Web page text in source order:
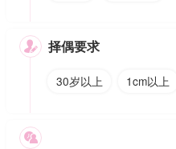
 择偶要求
30岁以上 1cm以上
